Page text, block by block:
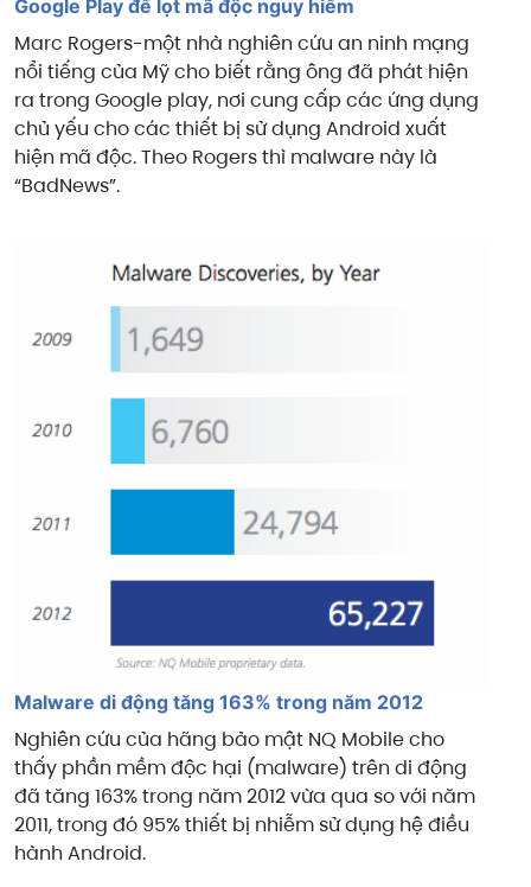
Google Play để lọt mã độc nguy hiểm
Marc Rogers-một nhà nghiên cứu an ninh mạng
nổi tiếng của Mỹ cho biết rằng ông đã phát hiện
ra trong Google play, nơi cung cấp các ứng dụng
chủ yếu cho các thiết bị sử dụng Android xuất
hiện mã độc. Theo Rogers thì malware này là
“BadNews”.
Malware di động tăng 163% trong năm 2012
Nghiên cứu của hãng bảo mật NQ Mobile cho
thấy phần mềm độc hại (malware) trên di động
đã tăng 163% trong năm 2012 vừa qua so với năm
2011, trong đó 95% thiết bị nhiễm sử dụng hệ điều
hành Android.